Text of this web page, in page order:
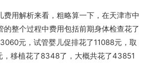
费用解析来看，粗略算一下，在天津市中
的整个过程中费用包括前期身体检查花了
元，试管婴儿促排花了11088元，取
，移植花了8348了，大概共花了43851